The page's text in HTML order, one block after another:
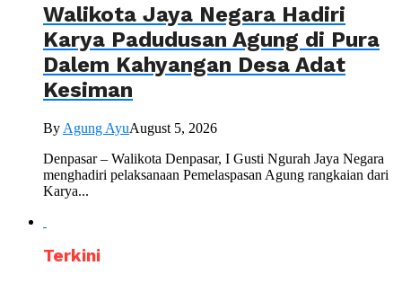
Walikota Jaya Negara Hadiri
Karya Padudusan Agung di Pura
Dalem Kahyangan Desa Adat
Kesiman
By Agung AyuAugust 5, 2026
Denpasar – Walikota Denpasar, I Gusti Ngurah Jaya Negara
menghadiri pelaksanaan Pemelaspasan Agung rangkaian dari
Karya...
Terkini